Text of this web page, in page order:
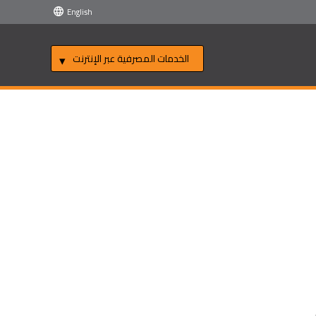
English
الخدمات المصرفية عبر الإنترنت